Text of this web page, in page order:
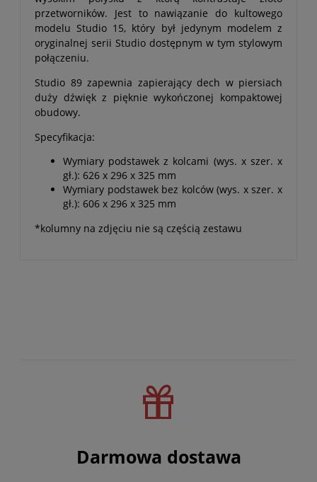
przetworników. Jest to nawiązanie do kultowego
modelu Studio 15, który był jedynym modelem z
oryginalnej serii Studio dostępnym w tym stylowym
połączeniu.
Studio 89 zapewnia zapierający dech w piersiach
duży dźwięk z pięknie wykończonej kompaktowej
obudowy.
Specyfikacja:
Wymiary podstawek z kolcami (wys. x szer. x
gł.): 626 x 296 x 325 mm
Wymiary podstawek bez kolców (wys. x szer. x
gł.): 606 x 296 x 325 mm
*kolumny na zdjęciu nie są częścią zestawu
Darmowa dostawa